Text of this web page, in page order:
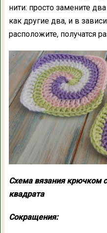
нити: просто замените
как другие два, и в
расположите, получатся
Схема вязания крючком
квадрата
Сокращения: